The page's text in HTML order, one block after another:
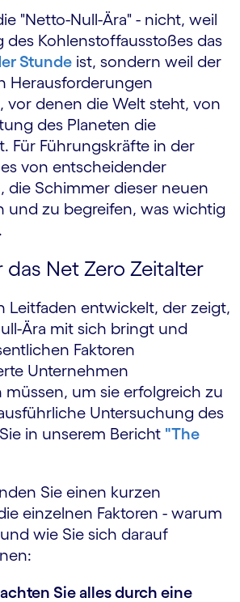
"Netto-Null-Ära" - nicht, weil
des Kohlenstoffausstoßes das
Stunde ist, sondern weil der
Herausforderungen
vor denen die Welt steht, von
des Planeten die
Für Führungskräfte in der
von entscheidender
die Schimmer dieser neuen
und zu begreifen, was wichtig
Net Zero Zeitalter
Leitfaden entwickelt, der zeigt,
Ära mit sich bringt und
Faktoren
Unternehmen
um sie erfolgreich zu
Untersuchung des
in unserem Bericht "The
Sie einen kurzen
einzelnen Faktoren - warum
wie Sie sich darauf
Sie alles durch eine